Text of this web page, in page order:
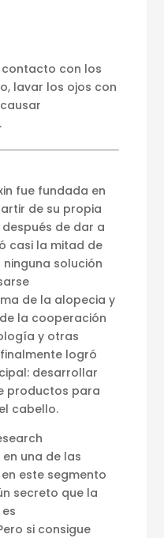
contacto con los
lavar los ojos con
fue fundada en
de su propia
después de dar a
casi la mitad de
solución
de la alopecia y
la cooperación
y otras
logró
desarrollar
productos para
cabello.
una de las
este segmento
secreto que la
si consigue